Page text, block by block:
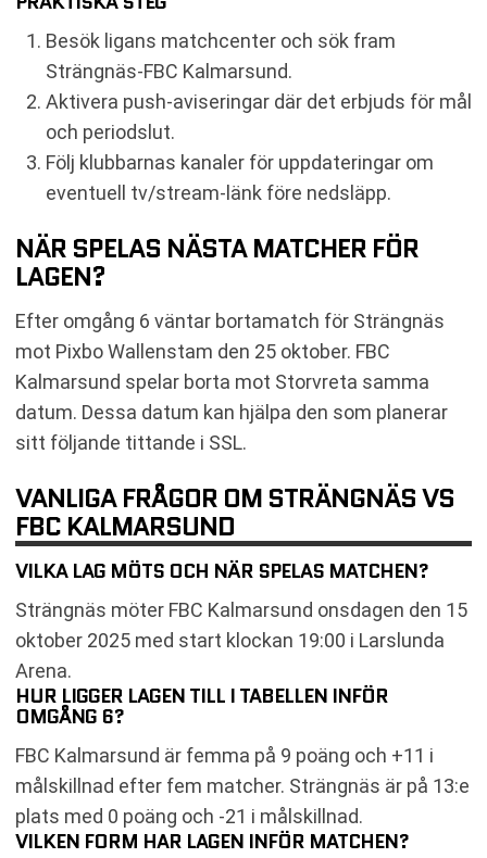
Besök ligans matchcenter och sök fram
Strängnäs-FBC Kalmarsund.
Aktivera push-aviseringar där det erbjuds för mål
och periodslut.
Följ klubbarnas kanaler för uppdateringar om
eventuell tv/stream-länk före nedsläpp.
NÄR SPELAS NÄSTA MATCHER FÖR
LAGEN?
Efter omgång 6 väntar bortamatch för Strängnäs
mot Pixbo Wallenstam den 25 oktober. FBC
Kalmarsund spelar borta mot Storvreta samma
datum. Dessa datum kan hjälpa den som planerar
sitt följande tittande i SSL.
VANLIGA FRÅGOR OM STRÄNGNÄS VS
FBC KALMARSUND
VILKA LAG MÖTS OCH NÄR SPELAS MATCHEN?
Strängnäs möter FBC Kalmarsund onsdagen den 15
oktober 2025 med start klockan 19:00 i Larslunda
Arena.
HUR LIGGER LAGEN TILL I TABELLEN INFÖR
OMGÅNG 6?
FBC Kalmarsund är femma på 9 poäng och +11 i
målskillnad efter fem matcher. Strängnäs är på 13:e
plats med 0 poäng och -21 i målskillnad.
VILKEN FORM HAR LAGEN INFÖR MATCHEN?